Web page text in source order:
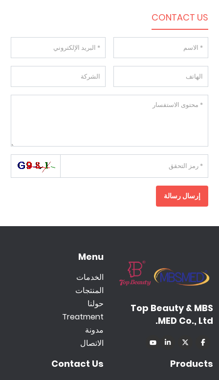
CONTACT US
إرسال رسالة
Top Beauty & MBS
MED Co., Ltd.
Menu
الخدمات
المنتجات
حولنا
Treatment
مدونة
الاتصال
Products
Contact Us